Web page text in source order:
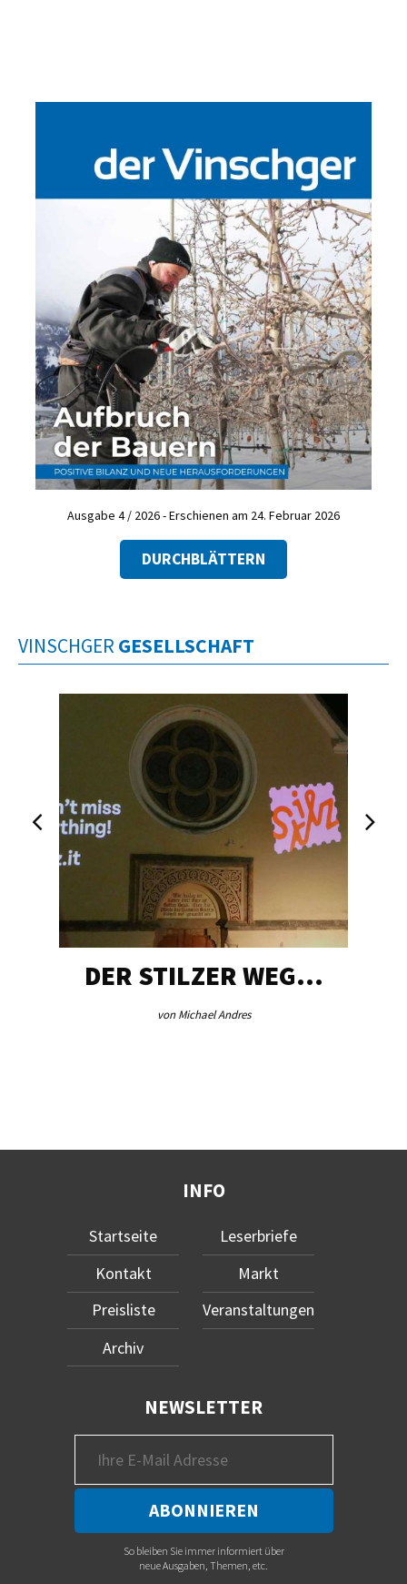
Ausgabe 4 / 2026 - Erschienen am 24. Februar 2026
DURCHBLÄTTERN
VINSCHGER GESELLSCHAFT
DER STILZER WEG…
von Michael Andres
INFO
Startseite
Kontakt
Preisliste
Archiv
Leserbriefe
Markt
Veranstaltungen
NEWSLETTER
So bleiben Sie immer informiert über
neue Ausgaben, Themen, etc.